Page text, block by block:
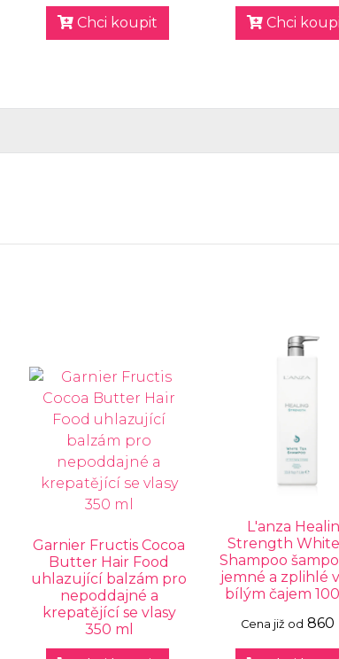
Chci koupit Chci
Garnier Fructis Cocoa
Butter Hair Food
uhlazující balzám pro
nepoddajné a
krepatějící se vlasy
350 ml
L'anza
Strength White
Shampoo
jemné a zplihlé
bílým čajem
Cena již od 860